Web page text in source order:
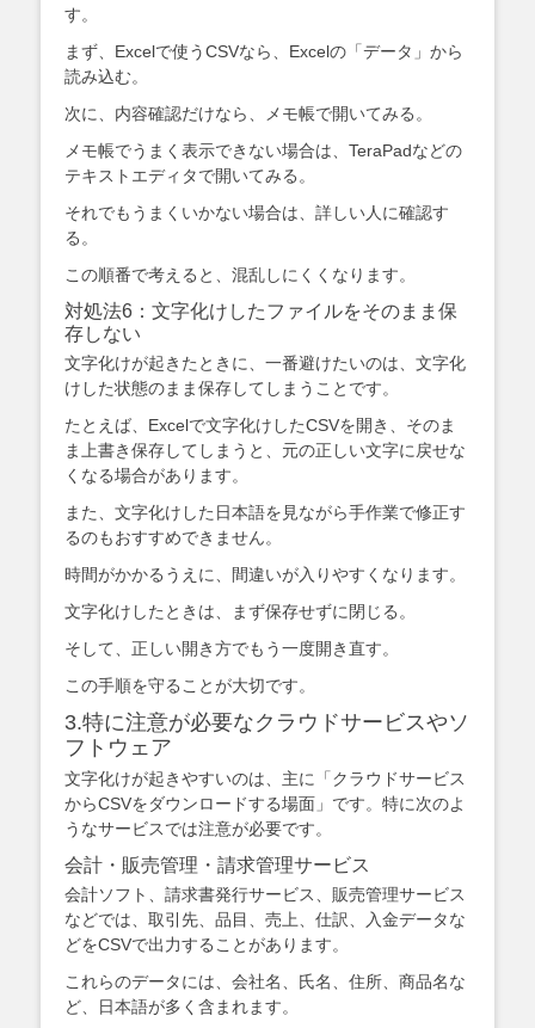
す。
まず、Excelで使うCSVなら、Excelの「データ」から
読み込む。
次に、内容確認だけなら、メモ帳で開いてみる。
メモ帳でうまく表示できない場合は、TeraPadなどの
テキストエディタで開いてみる。
それでもうまくいかない場合は、詳しい人に確認す
る。
この順番で考えると、混乱しにくくなります。
対処法6：文字化けしたファイルをそのまま保
存しない
文字化けが起きたときに、一番避けたいのは、文字化
けした状態のまま保存してしまうことです。
たとえば、Excelで文字化けしたCSVを開き、そのま
ま上書き保存してしまうと、元の正しい文字に戻せな
くなる場合があります。
また、文字化けした日本語を見ながら手作業で修正す
るのもおすすめできません。
時間がかかるうえに、間違いが入りやすくなります。
文字化けしたときは、まず保存せずに閉じる。
そして、正しい開き方でもう一度開き直す。
この手順を守ることが大切です。
3.特に注意が必要なクラウドサービスやソ
フトウェア
文字化けが起きやすいのは、主に「クラウドサービス
からCSVをダウンロードする場面」です。特に次のよ
うなサービスでは注意が必要です。
会計・販売管理・請求管理サービス
会計ソフト、請求書発行サービス、販売管理サービス
などでは、取引先、品目、売上、仕訳、入金データな
どをCSVで出力することがあります。
これらのデータには、会社名、氏名、住所、商品名な
ど、日本語が多く含まれます。